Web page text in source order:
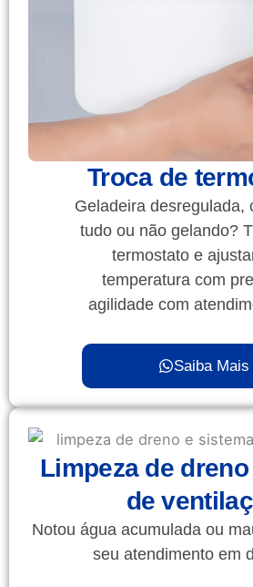
Troca de
Geladeira desregulada,
tudo ou não gelando?
termostato e
temperatura com
agilidade com
Saiba Mais
Limpeza de
de
Notou água acumulada ou
seu atendimento em